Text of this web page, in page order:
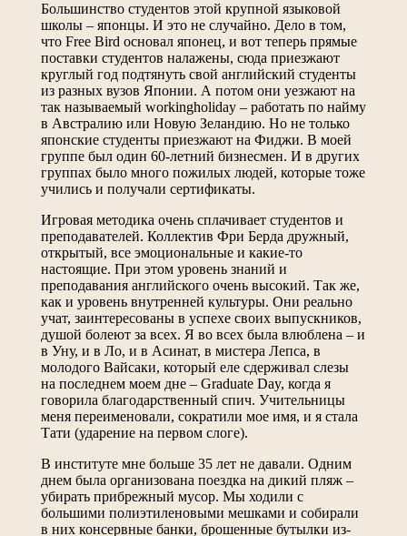
Большинство студентов этой крупной языковой
школы – японцы. И это не случайно. Дело в том,
что Free Bird основал японец, и вот теперь прямые
поставки студентов налажены, сюда приезжают
круглый год подтянуть свой английский студенты
из разных вузов Японии. А потом они уезжают на
так называемый workingholiday – работать по найму
в Австралию или Новую Зеландию. Но не только
японские студенты приезжают на Фиджи. В моей
группе был один 60-летний бизнесмен. И в других
группах было много пожилых людей, которые тоже
учились и получали сертификаты.
Игровая методика очень сплачивает студентов и
преподавателей. Коллектив Фри Берда дружный,
открытый, все эмоциональные и какие-то
настоящие. При этом уровень знаний и
преподавания английского очень высокий. Так же,
как и уровень внутренней культуры. Они реально
учат, заинтересованы в успехе своих выпускников,
душой болеют за всех. Я во всех была влюблена – и
в Уну, и в Ло, и в Асинат, в мистера Лепса, в
молодого Вайсаки, который еле сдерживал слезы
на последнем моем дне – Graduate Day, когда я
говорила благодарственный спич. Учительницы
меня переименовали, сократили мое имя, и я стала
Тати (ударение на первом слоге).
В институте мне больше 35 лет не давали. Одним
днем была организована поездка на дикий пляж –
убирать прибрежный мусор. Мы ходили с
большими полиэтиленовыми мешками и собирали
в них консервные банки, брошенные бутылки из-